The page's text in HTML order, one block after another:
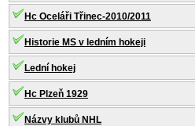
Hc Oceláři Třinec-2010/2011
Historie MS v ledním hokeji
Lední hokej
Hc Plzeň 1929
Názvy klubů NHL